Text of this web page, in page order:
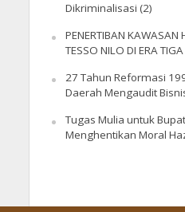
Dikriminalisasi (2)
PENERTIBAN KAWASAN
TESSO NILO DI ERA
27 Tahun Reformasi
Daerah Mengaudit
Tugas Mulia untuk
Menghentikan Moral